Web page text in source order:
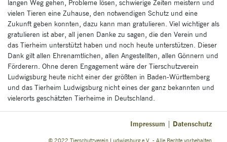
langen Weg gehen, Probleme lösen, schwierige Zeiten meistern und
vielen Tieren eine Zuhause, den notwendigen Schutz und eine
Zukunft geben konnten, dazu kann man gratulieren. Viel wichtiger als
gratulieren ist aber, all jenen Danke zu sagen, die den Verein und
das Tierheim unterstützt haben und noch heute unterstützen. Dieser
Dank gilt allen Ehrenamtlichen, allen Angestellten, allen Gönnern und
Förderern. Ohne deren Engagement wäre der Tierschutzverein
Ludwigsburg heute nicht einer der größten in Baden-Württemberg
und das Tierheim Ludwigsburg nicht eines der ganz bekannten und
vielerorts geschätzten Tierheime in Deutschland.
Impressum Datenschutz
© 2022 Tierschutzverein Ludwigsburg e.V. - Alle Rechte vorbehalten